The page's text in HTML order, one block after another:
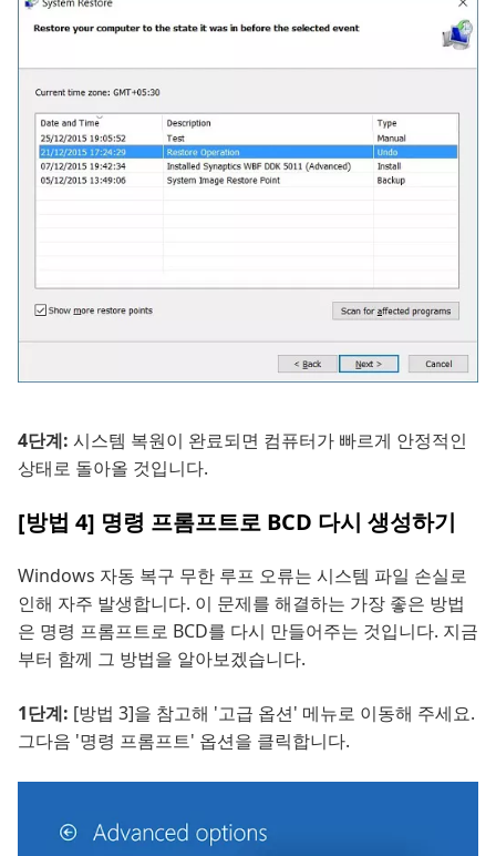
4단계: 시스템 복원이 완료되면 컴퓨터가 빠르게 안정적인
상태로 돌아올 것입니다.
[방법 4] 명령 프롬프트로 BCD 다시 생성하기
Windows 자동 복구 무한 루프 오류는 시스템 파일 손실로
인해 자주 발생합니다. 이 문제를 해결하는 가장 좋은 방법
은 명령 프롬프트로 BCD를 다시 만들어주는 것입니다. 지금
부터 함께 그 방법을 알아보겠습니다.
1단계: [방법 3]을 참고해 '고급 옵션' 메뉴로 이동해 주세요.
그다음 '명령 프롬프트' 옵션을 클릭합니다.